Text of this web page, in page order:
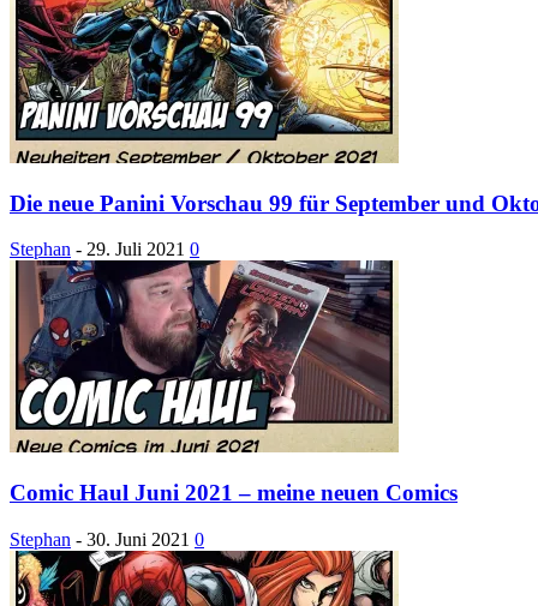
Die neue Panini Vorschau 99 für September und
Stephan - 29. Juli 2021 0
Comic Haul Juni 2021 – meine neuen Comics
Stephan - 30. Juni 2021 0